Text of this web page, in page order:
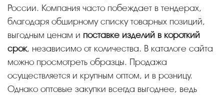
России. Компания часто побеждает в тендерах,
благодаря обширному списку товарных позиций,
выгодным ценам и поставке изделий в короткий
срок, независимо от количества. В каталоге сайта
можно просмотреть образцы. Продажа
осуществляется и крупным оптом, и в розницу.
Однако оптовые закупки всегда выгоднее, ведь